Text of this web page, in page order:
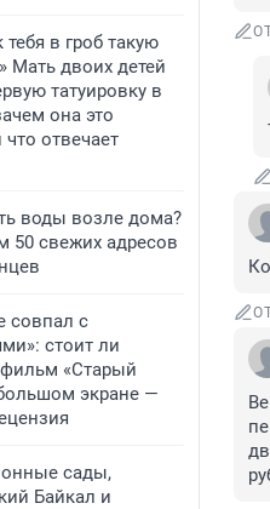
тебя в гроб такую
Мать двоих детей
татуировку в
она это
отвечает
воды возле дома?
50 свежих адресов
совпал с
стоит ли
«Старый
экране —
сады,
Байкал и